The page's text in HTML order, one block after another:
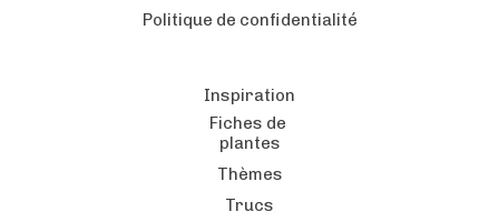
Politique de confidentialité
Inspiration
Fiches de
plantes
Thèmes
Trucs